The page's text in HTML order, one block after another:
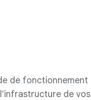
de fonctionnement
de vos